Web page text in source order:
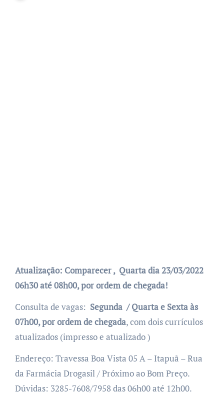
Atualização: Comparecer , Quarta dia 23/03/2022
06h30 até 08h00, por ordem de chegada!
Consulta de vagas: Segunda / Quarta e Sexta às
07h00, por ordem de chegada, com dois currículos
atualizados (impresso e atualizado )
Endereço: Travessa Boa Vista 05 A – Itapuã – Rua
da Farmácia Drogasil / Próximo ao Bom Preço.
Dúvidas: 3285-7608/7958 das 06h00 até 12h00.